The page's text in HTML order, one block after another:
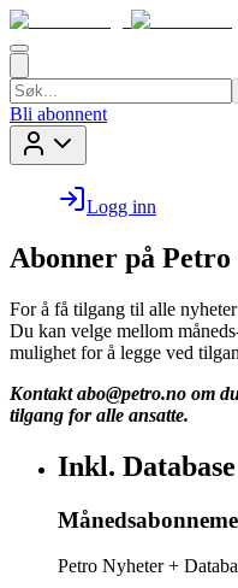
Bli abonnent
Logg inn
Abonner på Petro
For å få tilgang til alle
Du kan velge mellom
mulighet for å legge ved
Kontakt abo@petro.no om
tilgang for alle ansatte.
Inkl. Database
Petro Nyheter +